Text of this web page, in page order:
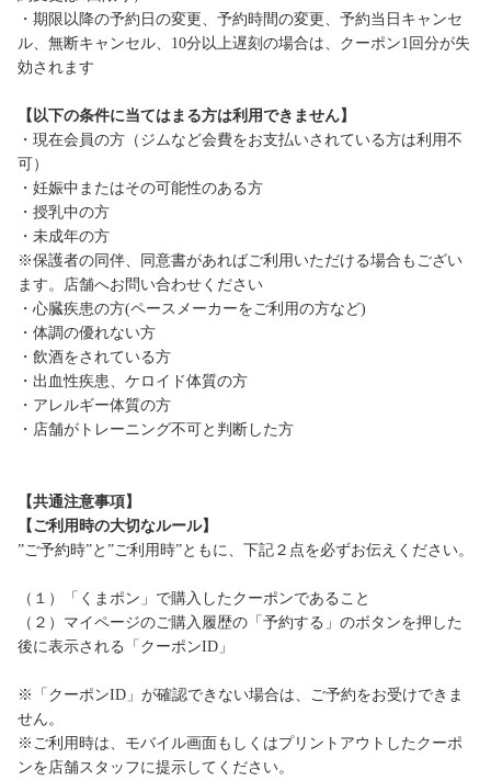
・期限以降の予約日の変更、予約時間の変更、予約当日キャンセ
ル、無断キャンセル、10分以上遅刻の場合は、クーポン1回分が失
効されます
【以下の条件に当てはまる方は利用できません】
・現在会員の方（ジムなど会費をお支払いされている方は利用不
可）
・妊娠中またはその可能性のある方
・授乳中の方
・未成年の方
※保護者の同伴、同意書があればご利用いただける場合もござい
ます。店舗へお問い合わせください
・心臓疾患の方(ペースメーカーをご利用の方など)
・体調の優れない方
・飲酒をされている方
・出血性疾患、ケロイド体質の方
・アレルギー体質の方
・店舗がトレーニング不可と判断した方
【共通注意事項】
【ご利用時の大切なルール】
”ご予約時”と”ご利用時”ともに、下記２点を必ずお伝えください。
（１）「くまポン」で購入したクーポンであること
（２）マイページのご購入履歴の「予約する」のボタンを押した
後に表示される「クーポンID」
※「クーポンID」が確認できない場合は、ご予約をお受けできま
せん。
※ご利用時は、モバイル画面もしくはプリントアウトしたクーポ
ンを店舗スタッフに提示してください。